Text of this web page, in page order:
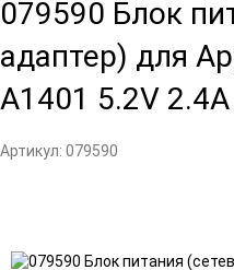
079590 Блок
адаптер) для
A1401 5.2V 2.4А
Артикул: 079590